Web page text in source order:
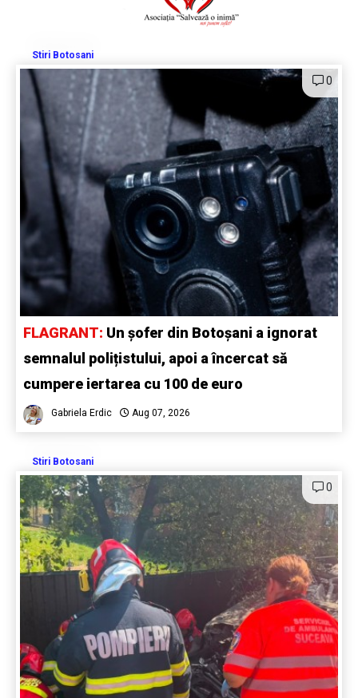
Stiri Botosani
0
FLAGRANT: Un șofer din Botoșani a ignorat
semnalul polițistului, apoi a încercat să
cumpere iertarea cu 100 de euro
Gabriela Erdic Aug 07, 2026
Stiri Botosani
0